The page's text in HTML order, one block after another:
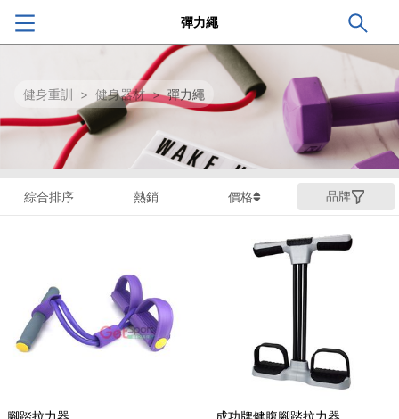
彈力繩
健身重訓 > 健身器材 > 彈力繩
綜合排序 熱銷 價格 品牌
腳踏拉力器 成功牌健腹腳踏拉力器